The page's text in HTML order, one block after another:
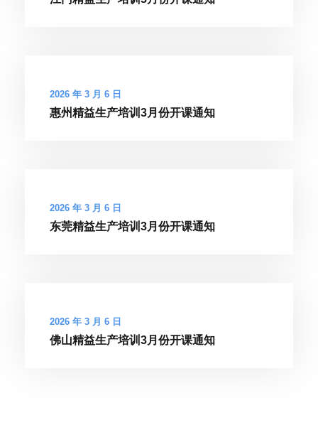
2026 年 3 月 6 日
惠州精益生产培训3月份开课通知
2026 年 3 月 6 日
东莞精益生产培训3月份开课通知
2026 年 3 月 6 日
佛山精益生产培训3月份开课通知